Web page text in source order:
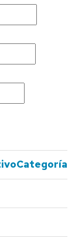
Categoría